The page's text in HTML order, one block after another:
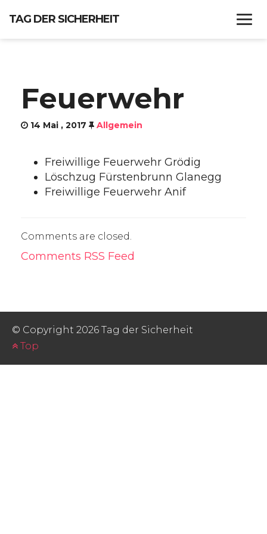
TAG DER SICHERHEIT
PROGRAMM
Feuerwehr
14 Mai , 2017 Allgemein
Freiwillige Feuerwehr Grödig
Löschzug Fürstenbrunn Glanegg
Freiwillige Feuerwehr Anif
Comments are closed.
Comments RSS Feed
© Copyright 2026 Tag der Sicherheit
Top